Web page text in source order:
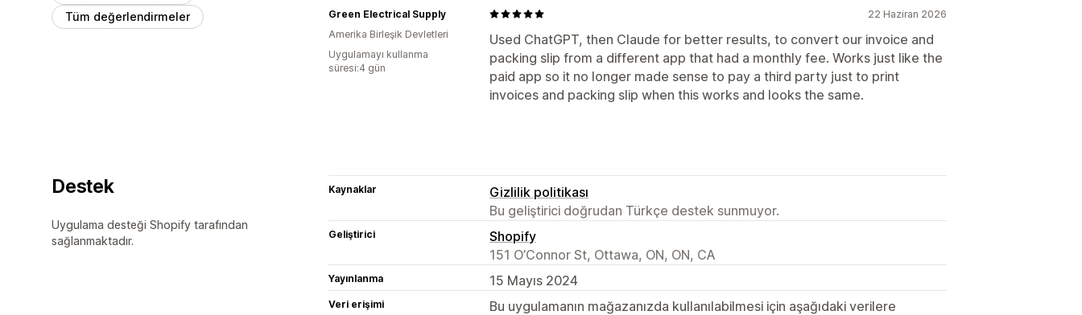
Tüm değerlendirmeler
22 Haziran 2026
Used ChatGPT, then Claude for better results, to convert our invoice and
packing slip from a different app that had a monthly fee. Works just like the
paid app so it no longer made sense to pay a third party just to print
invoices and packing slip when this works and looks the same.
Green Electrical Supply
Amerika Birleşik Devletleri
Uygulamayı kullanma
süresi:4 gün
Destek
Uygulama desteği Shopify tarafından
sağlanmaktadır.
Kaynaklar
Gizlilik politikası
Bu geliştirici doğrudan Türkçe destek sunmuyor.
Geliştirici
Shopify
151 O’Connor St, Ottawa, ON, ON, CA
Yayınlanma 15 Mayıs 2024
Veri erişimi
Bu uygulamanın mağazanızda kullanılabilmesi için aşağıdaki verilere